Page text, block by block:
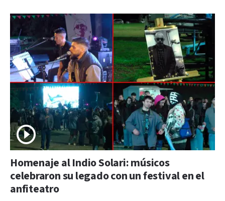
Homenaje al Indio Solari: músicos
celebraron su legado con un festival en el
anfiteatro